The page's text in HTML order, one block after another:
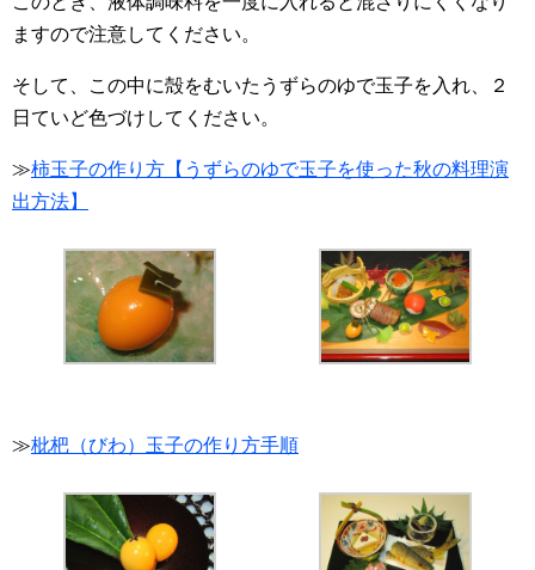
ますので注意してください。
そして、この中に殻をむいたうずらのゆで玉子を入れ、２
日ていど色づけしてください。
≫柿玉子の作り方【うずらのゆで玉子を使った秋の料理演
出方法】
≫枇杷（びわ）玉子の作り方手順